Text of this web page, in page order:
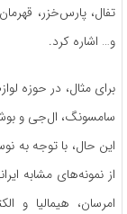
تفال، پارس‌خزر،
و… اشاره کرد.
برای مثال، در حوزه
سامسونگ، ال‌جی و
این حال، با توجه به
از نمونه‌های مشابه
امرسان، هیمالیا و